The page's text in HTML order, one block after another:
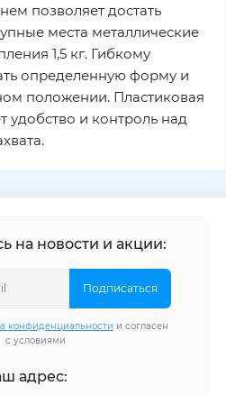
позволяет достать
места металлические
1,5 кг. Гибкому
определенную форму и
положении. Пластиковая
удобство и контроль над
на новости и акции:
Подписаться
конфиденциальности и согласен
с условиями
адрес: